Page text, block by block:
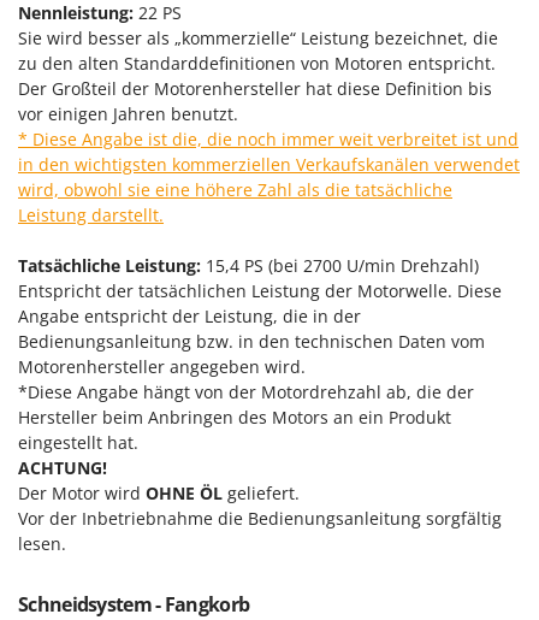
V
Vakuumiergeräte
Vertikutierer
Vogelscheuchen - Vogelabwehr
W
Wasserpumpen
Wasserpumpen für Traktoren
Wein- und Ölschichtenfilter
Weitere Produkte
Wiesenwalzen für Traktor
Wippsägen
Wurstfüller
Z
Zerstäuber
Kemper
Kenwood
Keter
KitchenAid
Komo
L
Laica
Lampacrescia - MGM
Landxcape
LAR Casalinghi
Lavor
Linea VZ
Lisam
Lotusgrill
M
M.A.I.BO.
Macom
Nennleistung: 22 PS
Sie wird besser als „kommerzielle“ Leistung bezeichnet, die
zu den alten Standarddefinitionen von Motoren entspricht.
Der Großteil der Motorenhersteller hat diese Definition bis
vor einigen Jahren benutzt.
* Diese Angabe ist die, die noch immer weit verbreitet ist und
in den wichtigsten kommerziellen Verkaufskanälen verwendet
wird, obwohl sie eine höhere Zahl als die tatsächliche
Leistung darstellt.
Tatsächliche Leistung: 15,4 PS (bei 2700 U/min Drehzahl)
Entspricht der tatsächlichen Leistung der Motorwelle. Diese
Angabe entspricht der Leistung, die in der
Bedienungsanleitung bzw. in den technischen Daten vom
Motorenhersteller angegeben wird.
*Diese Angabe hängt von der Motordrehzahl ab, die der
Hersteller beim Anbringen des Motors an ein Produkt
eingestellt hat.
ACHTUNG!
Der Motor wird OHNE ÖL geliefert.
Vor der Inbetriebnahme die Bedienungsanleitung sorgfältig
lesen.
Schneidsystem - Fangkorb